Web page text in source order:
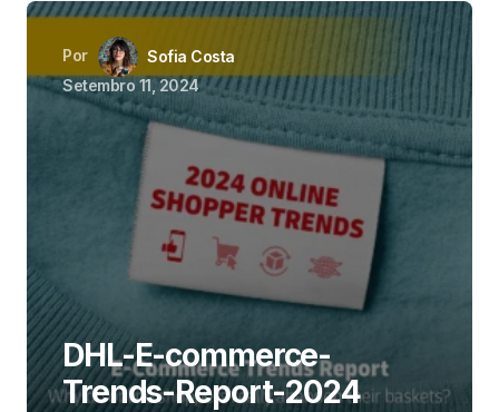
Por
Sofia Costa
Setembro 11, 2024
DHL-E-commerce-
Trends-Report-2024